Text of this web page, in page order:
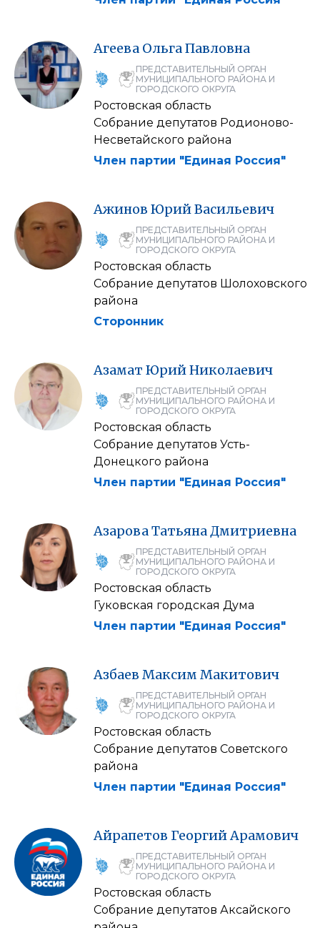
Агеева Ольга Павловна
ПРЕДСТАВИТЕЛЬНЫЙ ОРГАН
МУНИЦИПАЛЬНОГО РАЙОНА И
ГОРОДСКОГО ОКРУГА
Ростовская область
Собрание депутатов Родионово-
Несветайского района
Член партии "Единая Россия"
Ажинов ЮрийВасильевич
ПРЕДСТАВИТЕЛЬНЫЙ ОРГАН
МУНИЦИПАЛЬНОГО РАЙОНА И
ГОРОДСКОГО ОКРУГА
Ростовская область
Собрание депутатов Шолоховского
района
Сторонник
Азамат ЮрийНиколаевич
ПРЕДСТАВИТЕЛЬНЫЙ ОРГАН
МУНИЦИПАЛЬНОГО РАЙОНА И
ГОРОДСКОГО ОКРУГА
Ростовская область
Собрание депутатов Усть-
Донецкого района
Член партии "Единая Россия"
Азарова Татьяна Дмитриевна
ПРЕДСТАВИТЕЛЬНЫЙ ОРГАН
МУНИЦИПАЛЬНОГО РАЙОНА И
ГОРОДСКОГО ОКРУГА
Ростовская область
Гуковская городская Дума
Член партии "Единая Россия"
Азбаев Максим Макитович
ПРЕДСТАВИТЕЛЬНЫЙ ОРГАН
МУНИЦИПАЛЬНОГО РАЙОНА И
ГОРОДСКОГО ОКРУГА
Ростовская область
Собрание депутатов Советского
района
Член партии "Единая Россия"
Айрапетов Георгий Арамович
ПРЕДСТАВИТЕЛЬНЫЙ ОРГАН
МУНИЦИПАЛЬНОГО РАЙОНА И
ГОРОДСКОГО ОКРУГА
Ростовская область
Собрание депутатов Аксайского